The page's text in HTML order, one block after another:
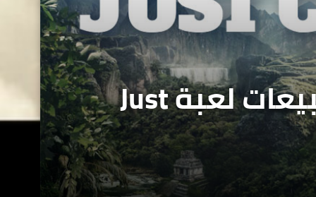
لم تكن على قدر توقعات شركة Square Enix مبيعات لعبة Just